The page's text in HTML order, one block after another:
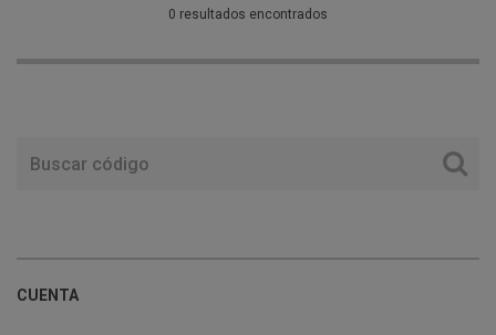
0 resultados encontrados
CUENTA